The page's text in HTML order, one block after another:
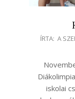
2022-
ÍRTA: A
iskolai